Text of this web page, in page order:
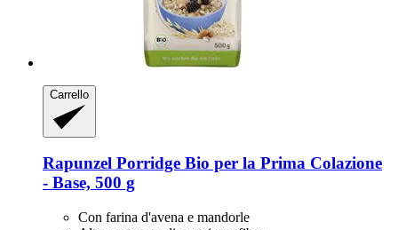
Carrello
Rapunzel Porridge Bio per la Prima Colazione
-​ Base, 500 g
Con farina d'avena e mandorle